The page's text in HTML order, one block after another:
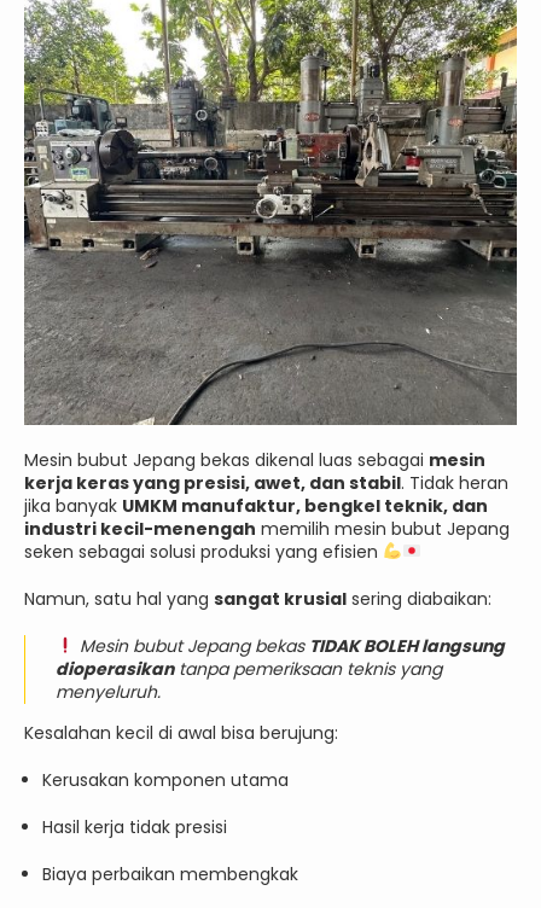
Mesin bubut Jepang bekas dikenal luas sebagai mesin
kerja keras yang presisi, awet, dan stabil. Tidak heran
jika banyak UMKM manufaktur, bengkel teknik, dan
industri kecil-menengah memilih mesin bubut Jepang
seken sebagai solusi produksi yang efisien
Namun, satu hal yang sangat krusial sering diabaikan:
Mesin bubut Jepang bekas TIDAK BOLEH langsung
dioperasikantanpa pemeriksaan teknis yang
menyeluruh.
Kesalahan kecil di awal bisa berujung:
Kerusakan komponen utama
Hasil kerja tidak presisi
Biaya perbaikan membengkak